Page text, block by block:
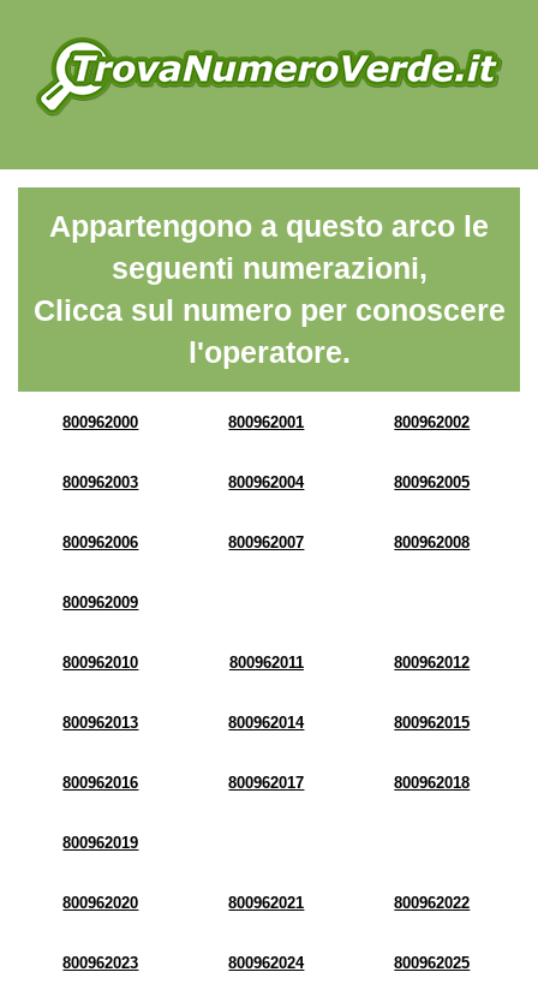
Appartengono a questo arco le
seguenti numerazioni,
Clicca sul numero per conoscere
l'operatore.
800962000 800962001 800962002
800962003 800962004 800962005
800962006 800962007 800962008
800962009
800962010 800962011 800962012
800962013 800962014 800962015
800962016 800962017 800962018
800962019
800962020 800962021 800962022
800962023 800962024 800962025